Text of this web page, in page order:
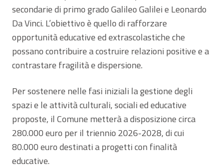
secondarie di primo grado Galileo Galilei e Leonardo
Da Vinci. L’obiettivo è quello di rafforzare
opportunità educative ed extrascolastiche che
possano contribuire a costruire relazioni positive e a
contrastare fragilità e dispersione.
Per sostenere nelle fasi iniziali la gestione degli
spazi e le attività culturali, sociali ed educative
proposte, il Comune metterà a disposizione circa
280.000 euro per il triennio 2026-2028, di cui
80.000 euro destinati a progetti con finalità
educative.